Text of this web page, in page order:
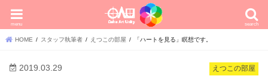
search
menu
HOME スタッフ執筆者 えつこの部屋 「ハートを見る」瞑想です。
えつこの部屋
2019.03.29